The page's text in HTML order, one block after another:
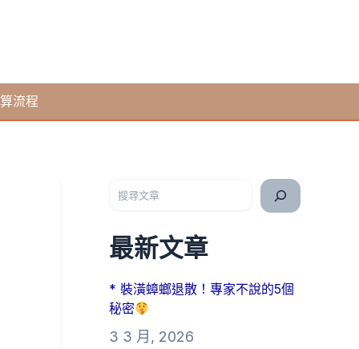
流程
最新文章
* 裝潢蟑螂退散！專家不說的5個
秘密
3 3 月, 2026